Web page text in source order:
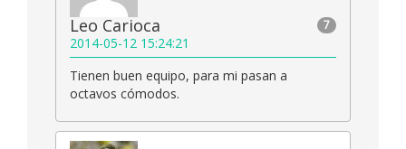
7
Leo Carioca
2014-05-12 15:24:21
Tienen buen equipo, para mi pasan a
octavos cómodos.